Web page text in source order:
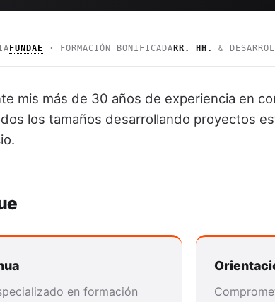
FUNDAE · FORMACIÓN BONIFICADARR. HH. &
mis más de 30 años de experiencia en
los tamaños desarrollando proyectos
en formación